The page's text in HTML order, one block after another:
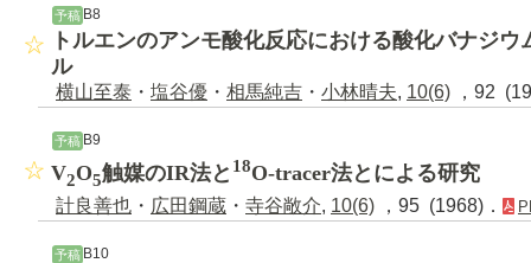
予稿 B8
トルエンのアンモ酸化反応における酸化バナジ
ル
横山至泰 ・ 塩谷優 ・ 相馬純吉 ・ 小林晴夫, 10(6) ，92
予稿 B9
V2O5触媒のIR法と 18O-tracer法とによる研究
計良善也 ・ 広田鋼蔵 ・ 寺谷敞介, 10(6) ，95 (1968)．
予稿 B10